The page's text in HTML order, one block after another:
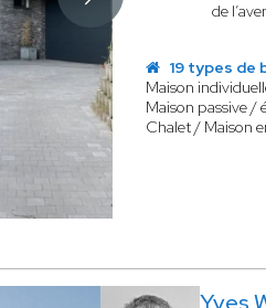
de
19 types de
Maison
Maison passive /
Chalet / Maison